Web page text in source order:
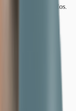
berührungslos.
betritt. Die
vom